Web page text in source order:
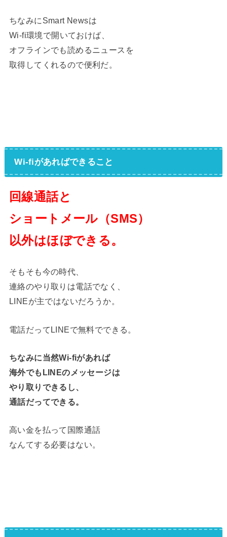
ちなみにSmart Newsは
Wi-fi環境で開いておけば、
オフラインでも読めるニュースを
取得してくれるので便利だ。
Wi-fiがあればできること
回線通話と
ショートメール（SMS）
以外はほぼできる。
そもそも今の時代、
連絡のやり取りは電話でなく、
LINEが主ではないだろうか。
電話だってLINEで無料でできる。
ちなみに当然Wi-fiがあれば
海外でもLINEのメッセージは
やり取りできるし、
通話だってできる。
高い金を払って国際通話
なんてする必要はない。